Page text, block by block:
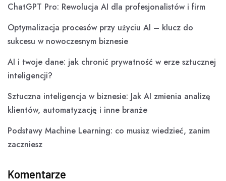
ChatGPT Pro: Rewolucja AI dla profesjonalistów i firm
Optymalizacja procesów przy użyciu AI – klucz do
sukcesu w nowoczesnym biznesie
AI i twoje dane: jak chronić prywatność w erze sztucznej
inteligencji?
Sztuczna inteligencja w biznesie: Jak AI zmienia analizę
klientów, automatyzację i inne branże
Podstawy Machine Learning: co musisz wiedzieć, zanim
zaczniesz
Komentarze